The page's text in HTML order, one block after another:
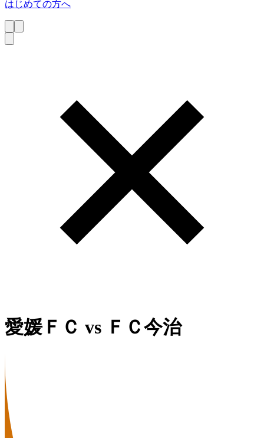
はじめての方へ
愛媛ＦＣ vs ＦＣ今治